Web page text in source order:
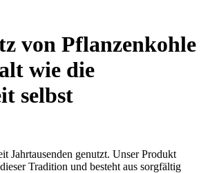
von Pflanzenkohle
wie die
selbst
Jahrtausenden genutzt. Unser Produkt
Tradition und besteht aus sorgfältig